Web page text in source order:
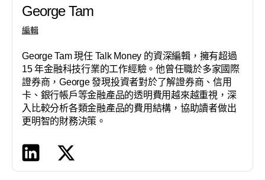
George Tam
編輯
George Tam 現任 Talk Money 的資深編輯，擁有超過
15 年金融科技行業的工作經驗。他曾任職於多家國際
證券商，George 發現投資者對於了解證券商、信用
卡、銀行帳戶等金融產品的透明費用越來越重視，深
入比較分析各類金融產品的費用結構，協助讀者做出
更明智的財務決策。